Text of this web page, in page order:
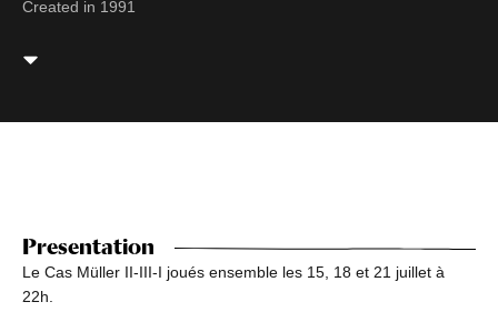
Created in 1991
Presentation
Le Cas Müller II-III-I joués ensemble les 15, 18 et 21 juillet à
22h.